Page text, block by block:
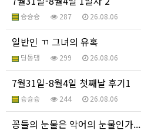
슝슝슝 287 26.08.06
일반인 ㄲ 그녀의 유혹
딩동댕 299 26.08.06
7월31일-8월4일 첫째날 후기1
슝슝슝 244 26.08.06
꽁들의 눈물은 악어의 눈물인가...